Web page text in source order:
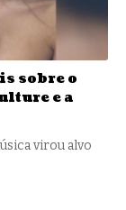
sobre o
e a
virou alvo